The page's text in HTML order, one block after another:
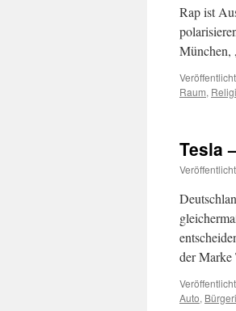
Rap ist
München,
Raum,
Tesla
der Marke
Auto,